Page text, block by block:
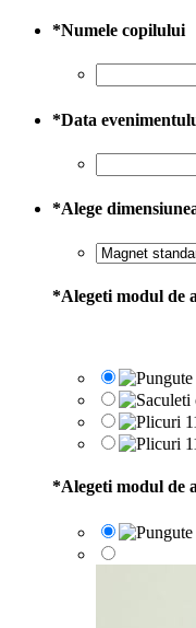
*Numele copilului
*Data
*Alege
*Alegeti modul de
*Alegeti modul de